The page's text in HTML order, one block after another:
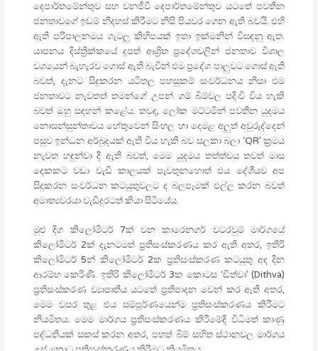
දෙපාර්තමේන්තුව සහ වනජීවී දෙපාර්තමේන්තුව යටතේ පවතින
ජනතාවගේ ඉඩම් නිදහස් කිරීමට නිසි පියවර ගෙන ඇති බවයි. එහි
ඇති පරිපාලනමය ගැටලු කිහිපයක් ඉතා ඉක්මනින් විසඳනු ඇත.
යාපනය දිස්ත්‍රික්කයේ දූපත් ආශ්‍රිත ප්‍රදේශවලින් ජනතාව විශාල
වශයෙන් බැහැරව ගොස් ඇති බැවින් එම ප්‍රදේශ පාලුවට ගොස් ඇති
බවත්, දැනට සිදුකරන යටිතල පහසුකම් සංවර්ධනය නිසා එම
ජනතාවට නැවතත් තමන්ගේ උපන් ගම් බිම්වල පදිංචි විය හැකි
බවත් ඔහු සඳහන් කළේය. තවද, ලෝක මට්ටමින් පවතින යුදමය
නොසන්සුන්තාවය හේතුවෙන් සිංහල හා දෙමළ අලුත් අවුරුද්දෙන්
පසුව ඉන්ධන අර්බුදයක් ඇති විය හැකි බව සලකා බලා ‘QR’ ක්‍රමය
නැවත හඳුන්වා දී ඇති බවත්, මෙම යුදමය තත්ත්වය තවත් මාස
දෙකකට වඩා වැඩි කාලයක් පැවතුනහොත් එය දේශීයව අප
සිදුකරන සංවර්ධන කටයුතුවලට ද බලපෑමක් එල්ල කරන බවත්
අමාත්‍යවරයා වැඩිදුරටත් කියා සිටියේය.
මුළු දිග කිලෝමීටර් 7ක් වන කාරෙනගර් වටරවුම් මාර්ගයේ
කිලෝමීටර් 2ක් දැනටමත් ප්‍රතිසංස්කරණය කර ඇති අතර, ඉතිරි
කිලෝමීටර් 5න් කිලෝමීටර් 2ක ප්‍රතිසංස්කරණ කටයුතු අද දින
ආරම්භ කෙරිණි. ඉතිරි කිලෝමීටර් 3ක කොටස ‘ඩිත්වා’ (Dithva)
ප්‍රතිසංස්කරණ ව්‍යාපෘතිය යටතේ ප්‍රතිපාදන වෙන් කර ඇති අතර,
මෙම වසර තුළ එය සම්පූර්ණයෙන්ම ප්‍රතිසංස්කරණය කිරීමට
නියමිතය. මෙම මාර්ගය ප්‍රතිසංස්කරණය කිරීමේදී විධිමත් කාණු
පද්ධතියක් සකස් කරන අතර, පහත් බිම් සහිත ස්ථානවල මාර්ගය